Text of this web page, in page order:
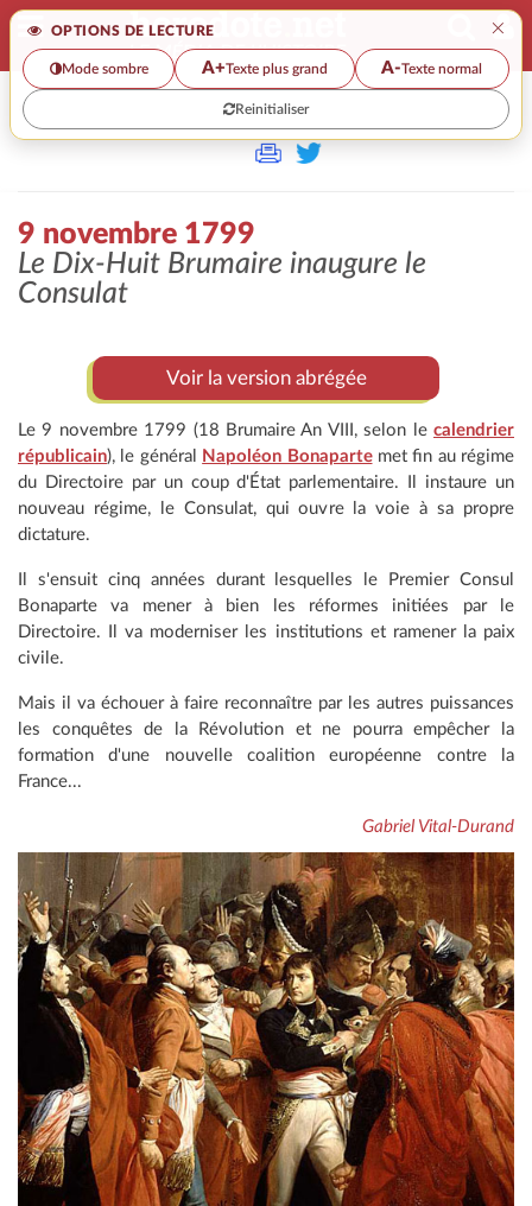
OPTIONS DE LECTURE ×
Mode sombre A+Texte plus grand A-Texte normal
Reinitialiser
>
9 novembre 1799
Le Dix-Huit Brumaire inaugure le
Consulat
Voir la version abrégée
Le 9 novembre 1799 (18 Brumaire An VIII, selon le calendrier
républicain), le général Napoléon Bonapartemet fin au régime
du Directoire par un coup d'État parlementaire. Il instaure un
nouveau régime, le Consulat, qui ouvre la voie à sa propre
dictature.
Il s'ensuit cinq années durant lesquelles le Premier Consul
Bonaparte va mener à bien les réformes initiées par le
Directoire. Il va moderniser les institutions et ramener la paix
civile.
Mais il va échouer à faire reconnaître par les autres puissances
les conquêtes de la Révolution et ne pourra empêcher la
formation d'une nouvelle coalition européenne contre la
France...
Gabriel Vital-Durand